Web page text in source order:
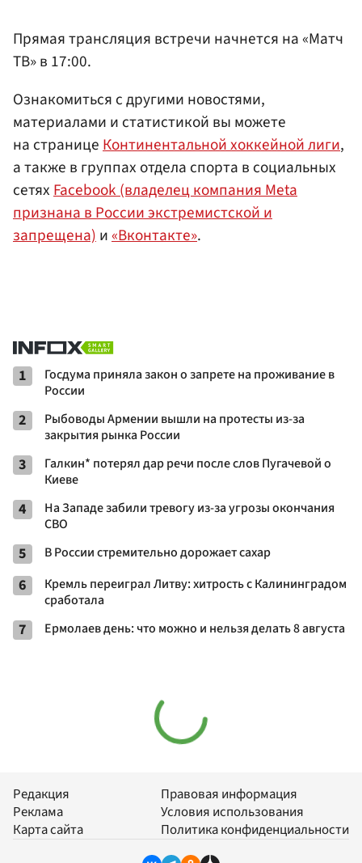
Прямая трансляция встречи начнется на «Матч
ТВ» в 17:00.​
Ознакомиться с другими новостями,
материалами и статистикой вы можете
на страницеКонтинентальной хоккейной лиги,
а также в группах отдела спорта в социальных
сетяхFacebook (владелец компания Meta
признана в России экстремистской и
запрещена)и«Вконтакте».
1
Госдума приняла закон о запрете на проживание в
России
2
Рыбоводы Армении вышли на протесты из-за
закрытия рынка России
3
Галкин* потерял дар речи после слов Пугачевой о
Киеве
4
На Западе забили тревогу из-за угрозы окончания
СВО
5 В России стремительно дорожает сахар
6
Кремль переиграл Литву: хитрость с Калининградом
сработала
7 Ермолаев день: что можно и нельзя делать 8 августа
Редакция
Реклама
Карта сайта
Правовая информация
Условия использования
Политика конфиденциальности